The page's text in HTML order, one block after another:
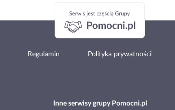
Regulamin Polityka prywatności
Inne serwisy grupy Pomocni.pl